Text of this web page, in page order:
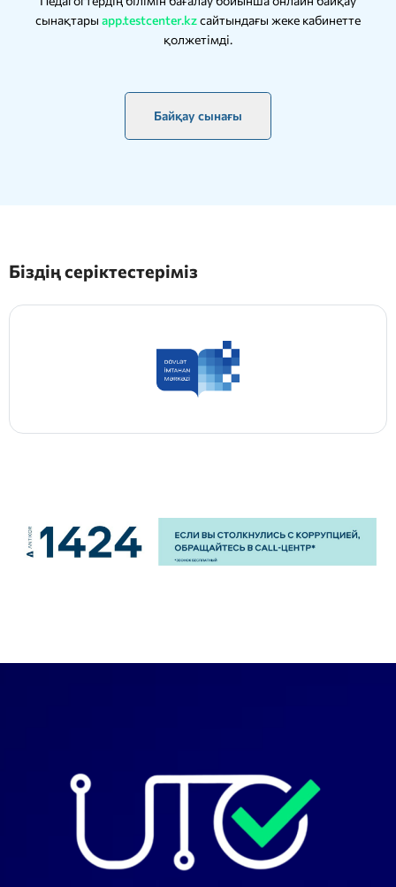
сынақтары app.testcenter.kzсайтындағы жеке кабинетте
қолжетімді.
Байқау сынағы
Біздің серіктестеріміз